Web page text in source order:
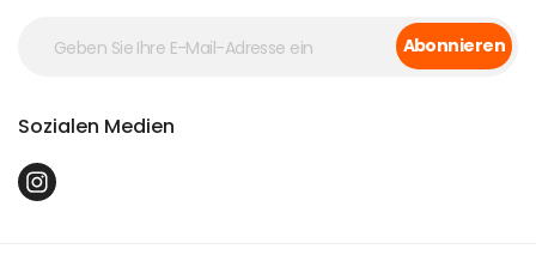
Abonnieren
Sozialen Medien